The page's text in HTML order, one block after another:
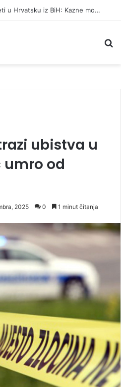
Šta od voća smijete unijeti u Hrvatsku iz BiH: Kazne mogu dostići 13.260 evra
ubistva u
umro od
2025 0 1 minut čitanja